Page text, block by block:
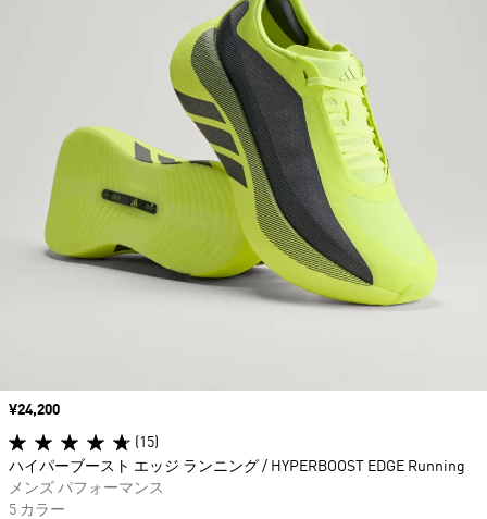
価格
¥24,200
(15)
ハイパーブースト エッジ ランニング / HYPERBOOST EDGE Running
メンズ パフォーマンス
5 カラー